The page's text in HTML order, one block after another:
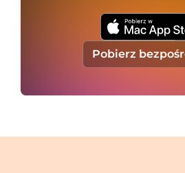
Pobierz